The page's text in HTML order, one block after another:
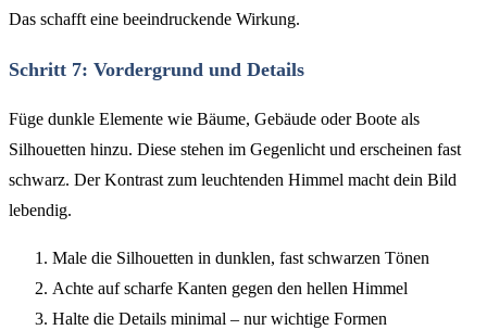
Das schafft eine beeindruckende Wirkung.
Schritt 7: Vordergrund und Details
Füge dunkle Elemente wie Bäume, Gebäude oder Boote als
Silhouetten hinzu. Diese stehen im Gegenlicht und erscheinen fast
schwarz. Der Kontrast zum leuchtenden Himmel macht dein Bild
lebendig.
Male die Silhouetten in dunklen, fast schwarzen Tönen
Achte auf scharfe Kanten gegen den hellen Himmel
Halte die Details minimal – nur wichtige Formen